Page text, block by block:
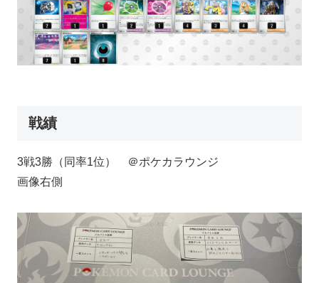
戦績
3戦3勝（同率1位） ＠ポケカラウンジ
画像右側